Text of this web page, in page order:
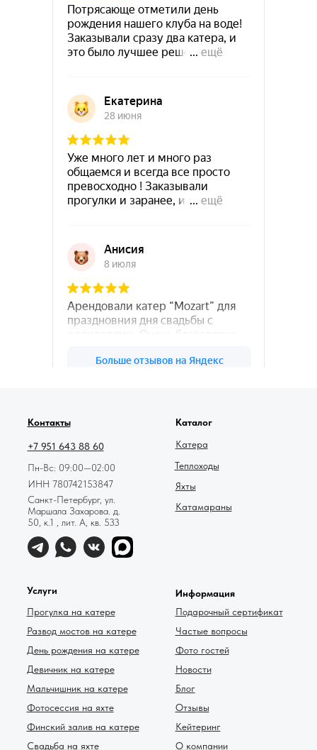
Контакты
+7 951 643 88 60
Пн-Вс: 09:00—02:00
ИНН 780742153847
Санкт-Петербург, ул.
Маршала Захарова. д.
50, к.1 , лит. А, кв. 533
Услуги
Прогулка на катере
Развод мостов на катере
День рождения на катере
Девичник на катере
Мальчишник на катере
Фотосессия на яхте
Финский залив на катере
Свадьба на яхте
Каталог
Катамараны
Яхты
Теплоходы
Катера
Блог
Информация
Подарочный сертификат
Частые вопросы
Фото гостей
Новости
Отзывы
Кейтеринг
О компании